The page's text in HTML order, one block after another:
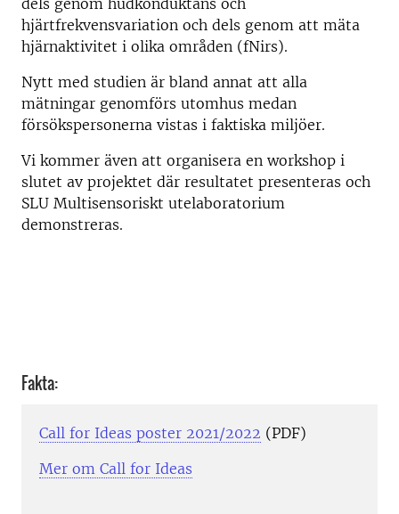
dels genom hudkonduktans och
hjärtfrekvensvariation och dels genom att mäta
hjärnaktivitet i olika områden (fNirs).
Nytt med studien är bland annat att alla
mätningar genomförs utomhus medan
försökspersonerna vistas i faktiska miljöer.
Vi kommer även att organisera en workshop i
slutet av projektet där resultatet presenteras och
SLU Multisensoriskt utelaboratorium
demonstreras.
Fakta:
Call for Ideas poster 2021/2022 (PDF)
Mer om Call for Ideas